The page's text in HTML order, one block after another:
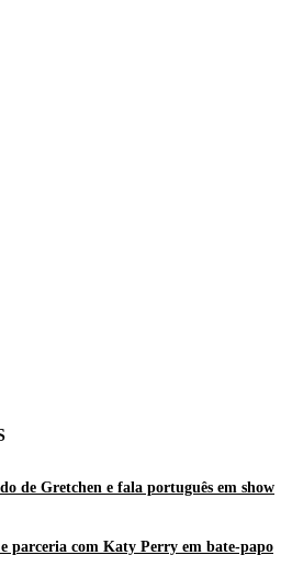
de Gretchen e fala português em show
parceria com Katy Perry em bate-papo